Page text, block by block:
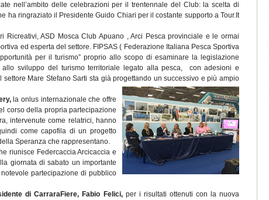
nell’ambito delle celebrazioni per il trentennale del Club: la scelta di
ha ringraziato il Presidente Guido Chiari per il costante supporto a Tour.It
Ricreativi, ASD Mosca Club Apuano , Arci Pesca provinciale e le ormai
ed esperta del settore. FIPSAS ( Federazione Italiana Pesca Sportiva
per il turismo” proprio allo scopo di esaminare la legislazione
sviluppo del turismo territoriale legato alla pesca, con adesioni e
Mare Stefano Sarti sta già progettando un successivo e più ampio
la onlus internazionale che offre
corso della propria partecipazione
intervenute come relatrici, hanno
come capofila di un progetto
Speranza che rappresentano.
riunisce Federcaccia Arcicaccia e
giornata di sabato un importante
partecipazione di pubblico
di CarraraFiere, Fabio Felici, per i risultati ottenuti con la nuova